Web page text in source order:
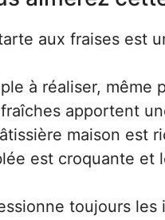
aux fraises est
à réaliser, même
apportent
maison est
est croquante et
toujours les